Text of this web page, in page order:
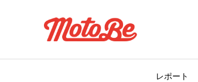
レポート